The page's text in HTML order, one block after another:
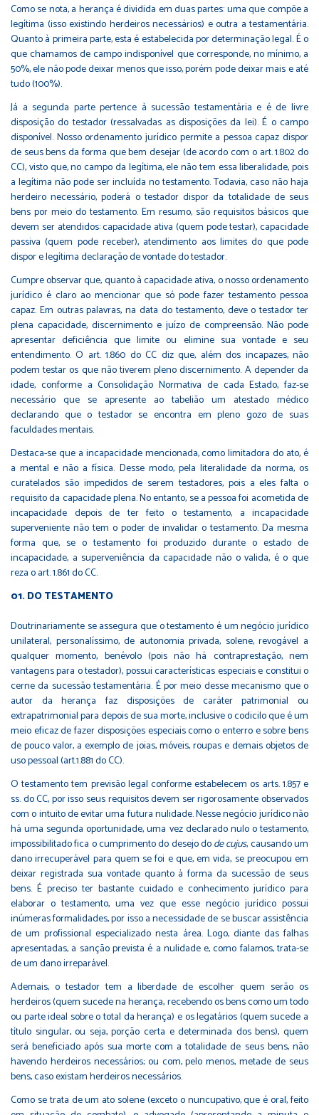
Como se nota, a herança é dividida em duas partes: uma que compõe a
legítima (isso existindo herdeiros necessários) e outra a testamentária.
Quanto à primeira parte, esta é estabelecida por determinação legal. É o
que chamamos de campo indisponível que corresponde, no mínimo, a
50%, ele não pode deixar menos que isso, porém pode deixar mais e até
tudo (100%).
Já a segunda parte pertence à sucessão testamentária e é de livre
disposição do testador (ressalvadas as disposições da lei). É o campo
disponível. Nosso ordenamento jurídico permite a pessoa capaz dispor
de seus bens da forma que bem desejar (de acordo com o art. 1.802 do
CC), visto que, no campo da legítima, ele não tem essa liberalidade, pois
a legítima não pode ser incluída no testamento. Todavia, caso não haja
herdeiro necessário, poderá o testador dispor da totalidade de seus
bens por meio do testamento. Em resumo, são requisitos básicos que
devem ser atendidos: capacidade ativa (quem pode testar), capacidade
passiva (quem pode receber), atendimento aos limites do que pode
dispor e legítima declaração de vontade do testador.
Cumpre observar que, quanto à capacidade ativa, o nosso ordenamento
jurídico é claro ao mencionar que só pode fazer testamento pessoa
capaz. Em outras palavras, na data do testamento, deve o testador ter
plena capacidade, discernimento e juízo de compreensão. Não pode
apresentar deficiência que limite ou elimine sua vontade e seu
entendimento. O art. 1.860 do CC diz que, além dos incapazes, não
podem testar os que não tiverem pleno discernimento. A depender da
idade, conforme a Consolidação Normativa de cada Estado, faz-se
necessário que se apresente ao tabelião um atestado médico
declarando que o testador se encontra em pleno gozo de suas
faculdades mentais.
Destaca-se que a incapacidade mencionada, como limitadora do ato, é
a mental e não a física. Desse modo, pela literalidade da norma, os
curatelados são impedidos de serem testadores, pois a eles falta o
requisito da capacidade plena. No entanto, se a pessoa foi acometida de
incapacidade depois de ter feito o testamento, a incapacidade
superveniente não tem o poder de invalidar o testamento. Da mesma
forma que, se o testamento foi produzido durante o estado de
incapacidade, a superveniência da capacidade não o valida, é o que
reza o art. 1.861 do CC.
DO TESTAMENTO
Doutrinariamente se assegura que o testamento é um negócio jurídico
unilateral, personalíssimo, de autonomia privada, solene, revogável a
qualquer momento, benévolo (pois não há contraprestação, nem
vantagens para o testador), possui características especiais e constitui o
cerne da sucessão testamentária. É por meio desse mecanismo que o
autor da herança faz disposições de caráter patrimonial ou
extrapatrimonial para depois de sua morte, inclusive o codicilo que é um
meio eficaz de fazer disposições especiais como o enterro e sobre bens
de pouco valor, a exemplo de joias, móveis, roupas e demais objetos de
uso pessoal (art.1.881 do CC).
O testamento tem previsão legal conforme estabelecem os arts. 1.857 e
ss. do CC, por isso seus requisitos devem ser rigorosamente observados
com o intuito de evitar uma futura nulidade. Nesse negócio jurídico não
há uma segunda oportunidade, uma vez declarado nulo o testamento,
impossibilitado fica o cumprimento do desejo dode cujus, causando um
dano irrecuperável para quem se foi e que, em vida, se preocupou em
deixar registrada sua vontade quanto à forma da sucessão de seus
bens. É preciso ter bastante cuidado e conhecimento jurídico para
elaborar o testamento, uma vez que esse negócio jurídico possui
inúmeras formalidades, por isso a necessidade de se buscar assistência
de um profissional especializado nesta área. Logo, diante das falhas
apresentadas, a sanção prevista é a nulidade e, como falamos, trata-se
de um dano irreparável.
Ademais, o testador tem a liberdade de escolher quem serão os
herdeiros (quem sucede na herança, recebendo os bens como um todo
ou parte ideal sobre o total da herança) e os legatários (quem sucede a
título singular, ou seja, porção certa e determinada dos bens), quem
será beneficiado após sua morte com a totalidade de seus bens, não
havendo herdeiros necessários; ou com, pelo menos, metade de seus
bens, caso existam herdeiros necessários.
Como se trata de um ato solene (exceto o nuncupativo, que é oral, feito